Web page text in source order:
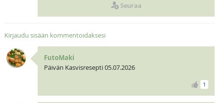
Seuraa
Kirjaudu sisään kommentoidaksesi
FutoMaki
Päivän Kasvisresepti 05.07.2026
1